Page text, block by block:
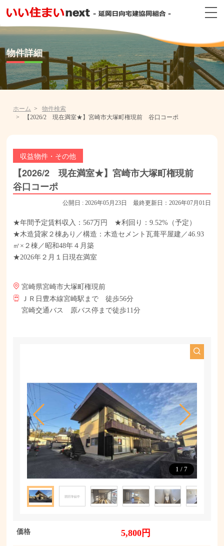
物件詳細
ホーム
物件検索
【2026/2 現在満室★】宮崎市大塚町権現前 谷口コーポ
収益物件・その他
【2026/2 現在満室★】宮崎市大塚町権現前
谷口コーポ
公開日 : 2026年05月23日 最終更新日：2026年07月01日
★年間予定賃料収入：567万円 ★利回り：9.52%（予定）
★木造貸家２棟あり／構造：木造セメント瓦葺平屋建／46.93
㎡×２棟／昭和48年４月築
★2026年２月１日現在満室
宮崎県宮崎市大塚町権現前
ＪＲ日豊本線宮崎駅まで 徒歩56分
宮崎交通バス 原バス停まで徒歩11分
1 /7
価格 5,800円